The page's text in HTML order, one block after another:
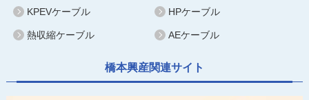
KPEVケーブル HPケーブル
熱収縮ケーブル AEケーブル
橋本興産関連サイト